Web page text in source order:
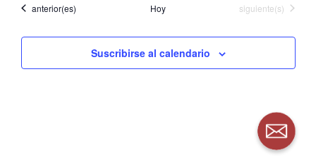
Eventos
anterior(es) Hoy Eventos
siguiente(s)
Suscribirse al calendario
Correo
Correo